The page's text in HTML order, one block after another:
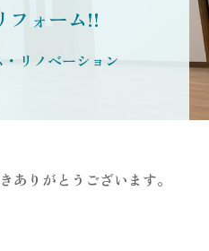
フォーム!!
リノベーション
ありがとうございます。